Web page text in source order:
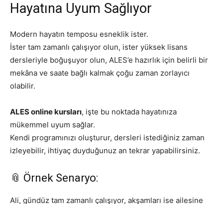
Hayatına Uyum Sağlıyor
Modern hayatın temposu esneklik ister.
İster tam zamanlı çalışıyor olun, ister yüksek lisans
dersleriyle boğuşuyor olun, ALES’e hazırlık için belirli bir
mekâna ve saate bağlı kalmak çoğu zaman zorlayıcı
olabilir.
ALES online kursları, işte bu noktada hayatınıza
mükemmel uyum sağlar.
Kendi programınızı oluşturur, dersleri istediğiniz zaman
izleyebilir, ihtiyaç duyduğunuz an tekrar yapabilirsiniz.
📎 Örnek Senaryo:
Ali, gündüz tam zamanlı çalışıyor, akşamları ise ailesine